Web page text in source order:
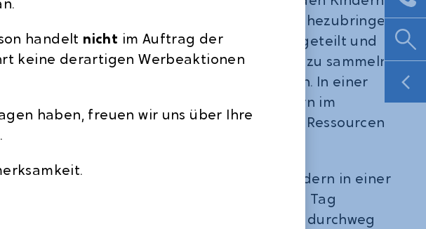
handelt nicht im Auftrag der
keine derartigen Werbeaktionen
haben, freuen wir uns über Ihre
nachhaltigen Umgang mit dem Wald nahezubringen.
Kinder wurden dabei in zwei Gruppen eingeteilt und
die Aufgabe, Gegenstände im Wald zu sammeln,
Menschen und Tiere zum Leben benötigen. In einer
Besprechungsrunde wurde den Kindern im
erklärt, wieso es wichtig ist, mit den Ressourcen
Waldes nachhaltig umzugehen.
wurde gemeinsam mit allen Kindern in einer
Abschlussrunde reflektiert, wie sie den Tag
Das Feedback der Kinder war dabei durchweg